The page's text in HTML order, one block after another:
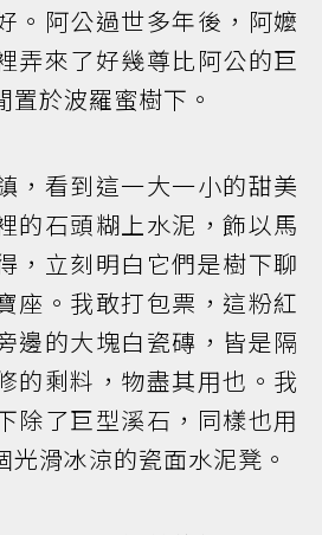
。阿公過世多年後，阿嬤
弄來了好幾尊比阿公的巨
於波羅蜜樹下。
，看到這一大一小的甜美
的石頭糊上水泥，飾以馬
，立刻明白它們是樹下聊
座。我敢打包票，這粉紅
邊的大塊白瓷磚，皆是隔
的剩料，物盡其用也。我
除了巨型溪石，同樣也用
光滑冰涼的瓷面水泥凳。